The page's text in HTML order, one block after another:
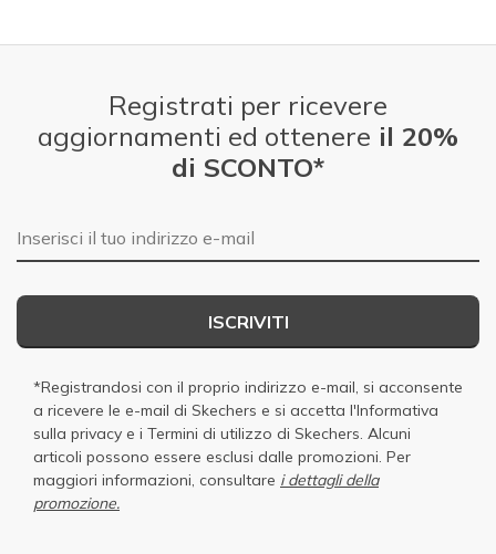
Registrati per ricevere
aggiornamenti ed ottenere il 20%
di SCONTO*
E-mail
ISCRIVITI
*Registrandosi con il proprio indirizzo e-mail, si acconsente
a ricevere le e-mail di Skechers e si accetta l'Informativa
sulla privacy e i Termini di utilizzo di Skechers. Alcuni
articoli possono essere esclusi dalle promozioni. Per
maggiori informazioni, consultare i dettagli della
promozione.